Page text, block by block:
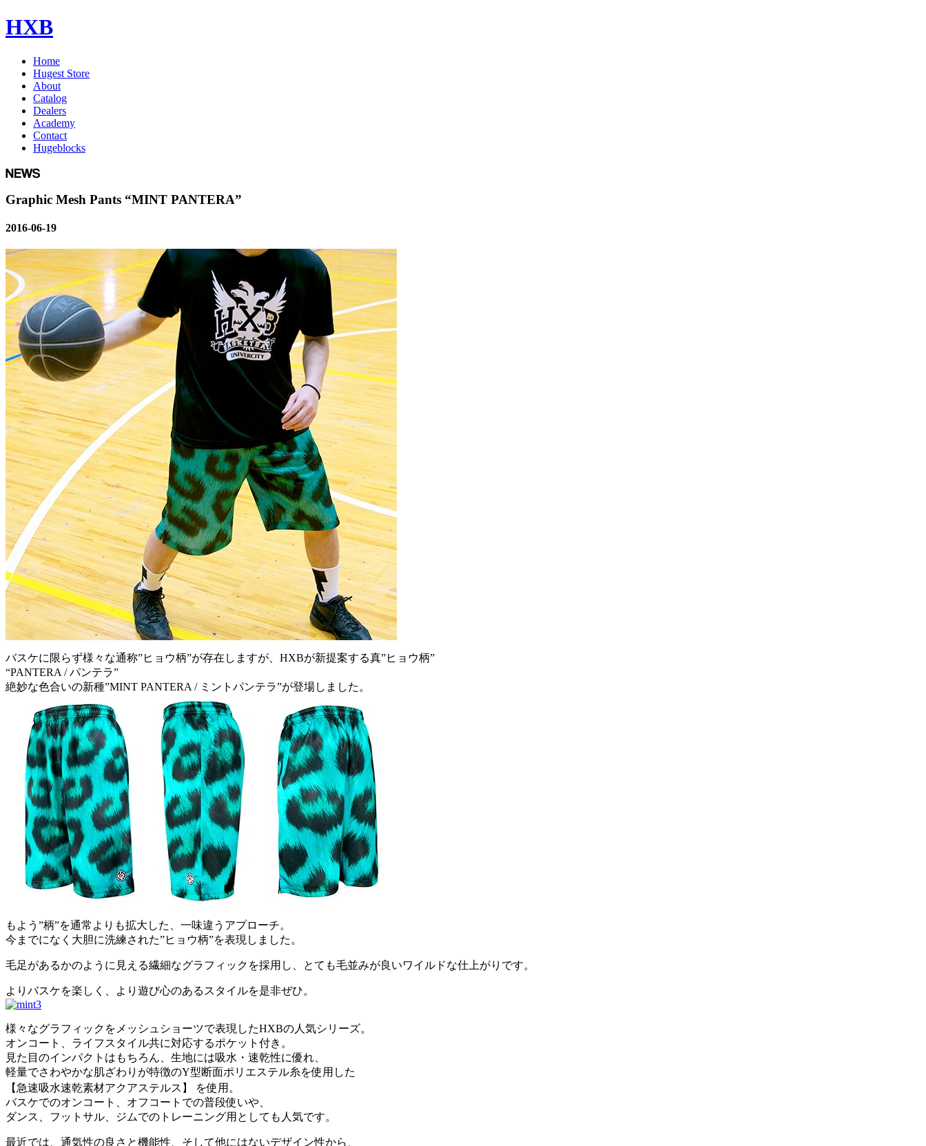
HXB
Home
Hugest Store
About
Catalog
Dealers
Academy
Contact
Hugeblocks
Graphic Mesh Pants “MINT PANTERA”
2016-06-19
バスケに限らず様々な通称”ヒョウ柄”が存在しますが、HXBが新提案する真”ヒョウ柄”
“PANTERA / パンテラ”
絶妙な色合いの新種”MINT PANTERA / ミントパンテラ”が登場しました。
もよう”柄”を通常よりも拡大した、一味違うアプローチ。
今までになく大胆に洗練された”ヒョウ柄”を表現しました。
毛足があるかのように見える繊細なグラフィックを採用し、とても毛並みが良いワイルドな仕上がりです。
よりバスケを楽しく、より遊び心のあるスタイルを是非ぜひ。
様々なグラフィックをメッシュショーツで表現したHXBの人気シリーズ。
オンコート、ライフスタイル共に対応するポケット付き。
見た目のインパクトはもちろん、生地には吸水・速乾性に優れ、
軽量でさわやかな肌ざわりが特徴のY型断面ポリエステル糸を使用した
【急速吸水速乾素材アクアステルス】 を使用。
バスケでのオンコート、オフコートでの普段使いや、
ダンス、フットサル、ジムでのトレーニング用としても人気です。
最近では、通気性の良さと機能性、そして他にはないデザイン性から、